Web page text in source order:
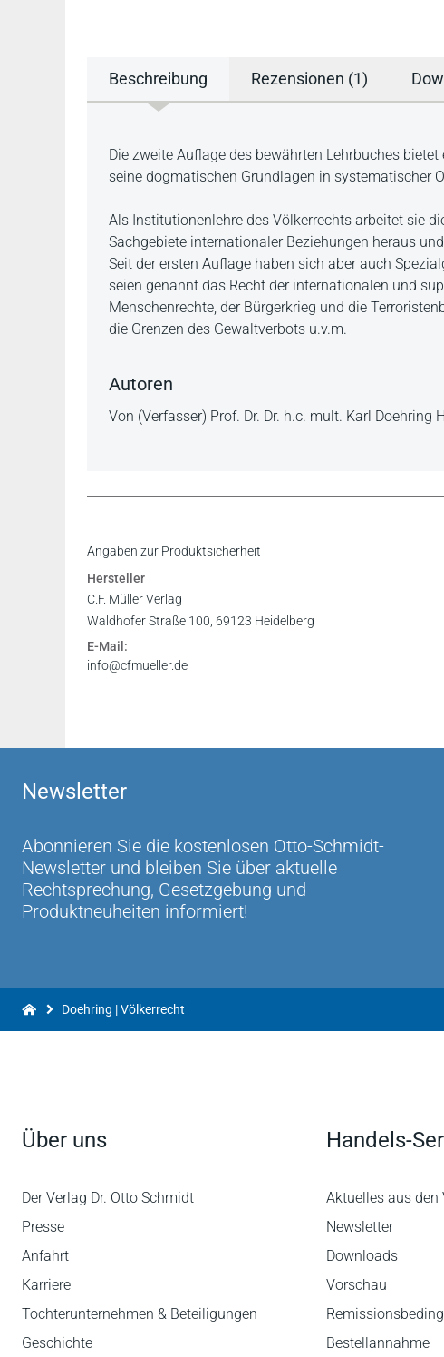
Beschreibung Rezensionen (1)
Beschreibung
Die zweite Auflage des bewährten Lehrbuches
seine dogmatischen Grundlagen in systematischer
Als Institutionenlehre des Völkerrechts arbeitet sie
Sachgebiete internationaler Beziehungen heraus
Seit der ersten Auflage haben sich aber auch
seien genannt das Recht der internationalen und
Menschenrechte, der Bürgerkrieg und die
die Grenzen des Gewaltverbots u.v.m.
Autoren
Von (Verfasser) Prof. Dr. Dr. h.c. mult. Karl Doehring
Rechtsanwalt Christoph Schmelz in: NJW 25/2004
Mit Nachdruck zur Lektüre zu empfehlen
Jura 4/2000
Inhaltsverzeichnis
Angaben zur Produktsicherheit
Hersteller
C.F. Müller Verlag
Waldhofer Straße 100, 69123 Heidelberg
E-Mail:
info@cfmueller.de
Newsletter
Abonnieren Sie die kostenlosen Otto-Schmidt-
Newsletter und bleiben Sie über aktuelle
Rechtsprechung, Gesetzgebung und
Produktneuheiten informiert!
Doehring | Völkerrecht
Über uns
Der Verlag Dr. Otto Schmidt
Presse
Anfahrt
Karriere
Tochterunternehmen & Beteiligungen
Geschichte
Handels-
Aktuelles aus den
Newsletter
Downloads
Vorschau
Bestellannahme